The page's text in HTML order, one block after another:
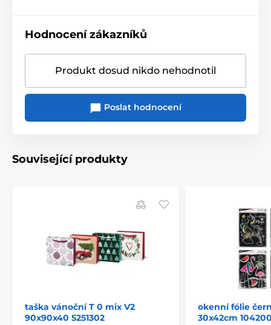
Hodnocení zákazníků
Produkt dosud nikdo nehodnotil
Poslat hodnocení
Související produkty
taška vánoční T 0 mix V2
90x90x40 5251302
okenní fólie
30x42cm